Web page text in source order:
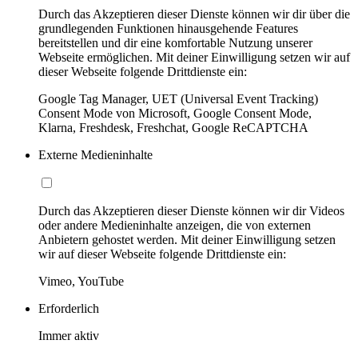
Durch das Akzeptieren dieser Dienste können wir dir über die
grundlegenden Funktionen hinausgehende Features
bereitstellen und dir eine komfortable Nutzung unserer
Webseite ermöglichen. Mit deiner Einwilligung setzen wir auf
dieser Webseite folgende Drittdienste ein:
Google Tag Manager, UET (Universal Event Tracking)
Consent Mode von Microsoft, Google Consent Mode,
Klarna, Freshdesk, Freshchat, Google ReCAPTCHA
Externe Medieninhalte
Durch das Akzeptieren dieser Dienste können wir dir Videos
oder andere Medieninhalte anzeigen, die von externen
Anbietern gehostet werden. Mit deiner Einwilligung setzen
wir auf dieser Webseite folgende Drittdienste ein:
Vimeo, YouTube
Erforderlich
Immer aktiv